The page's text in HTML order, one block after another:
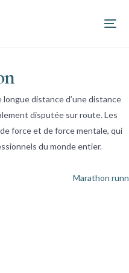
distance d’une distance
disputée sur route. Les
force et de force mentale, qui
du monde entier.